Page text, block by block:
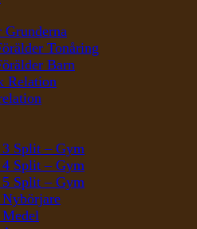
Grunderna
Tonåring
Barn
Relation
3 Split – Gym
4 Split – Gym
5 Split – Gym